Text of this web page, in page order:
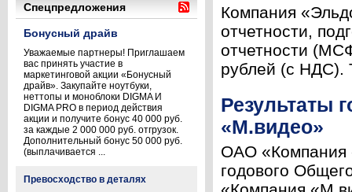
Спецпредложения
Бонусный драйв
Уважаемые партнеры! Приглашаем
вас принять участие в
маркетинговой акции «Бонусный
драйв». Закупайте ноутбуки,
неттопы и моноблоки DIGMA И
DIGMA PRO в период действия
акции и получите бонус 40 000 руб.
за каждые 2 000 000 руб. отгрузок.
Дополнительный бонус 50 000 руб.
(выплачивается ...
Превосходство в деталях
Компания
отчетности,
отчетности
рублей (с НДС).
Результаты
«М.видео»
ОАО «Компания
годового